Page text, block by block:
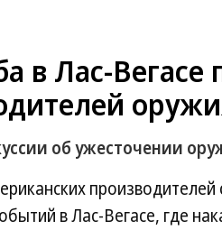
в Лас-
об ужесточении
в Лас-Вегасе, где